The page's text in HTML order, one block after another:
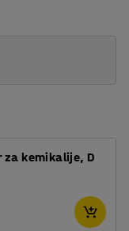
kemikalije, D